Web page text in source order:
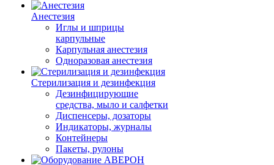
Анестезия
Иглы и шприцы
карпульные
Карпульная анестезия
Одноразовая анестезия
Стерилизация и дезинфекция
Дезинфицирующие
средства, мыло и салфетки
Диспенсеры, дозаторы
Индикаторы, журналы
Контейнеры
Пакеты, рулоны